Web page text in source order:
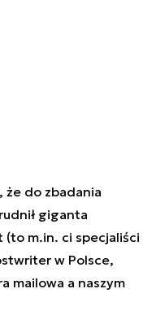
że do zbadania
giganta
m.in. ci specjaliści
w Polsce,
mailowa a naszym